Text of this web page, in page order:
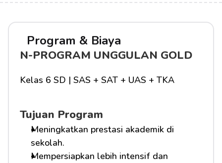
Program & Biaya
N-PROGRAM UNGGULAN GOLD
Kelas 6 SD | SAS + SAT + UAS + TKA
Tujuan Program
Meningkatkan prestasi akademik di
sekolah.
Mempersiapkan lebih intensif dan